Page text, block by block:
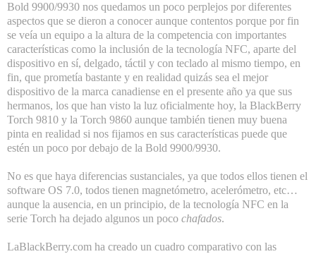
Bold 9900/9930 nos quedamos un poco perplejos por diferentes
aspectos que se dieron a conocer aunque contentos porque por fin
se veía un equipo a la altura de la competencia con importantes
características como la inclusión de la tecnología NFC, aparte del
dispositivo en sí, delgado, táctil y con teclado al mismo tiempo, en
fin, que prometía bastante y en realidad quizás sea el mejor
dispositivo de la marca canadiense en el presente año ya que sus
hermanos, los que han visto la luz oficialmente hoy, la BlackBerry
Torch 9810 y la Torch 9860 aunque también tienen muy buena
pinta en realidad si nos fijamos en sus características puede que
estén un poco por debajo de la Bold 9900/9930.
No es que haya diferencias sustanciales, ya que todos ellos tienen el
software OS 7.0, todos tienen magnetómetro, acelerómetro, etc…
aunque la ausencia, en un principio, de la tecnología NFC en la
serie Torch ha dejado algunos un poco chafados.
LaBlackBerry.com ha creado un cuadro comparativo con las